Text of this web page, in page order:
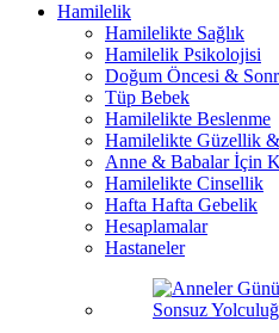
Hamilelik
Hamilelikte Sağlık
Hamilelik Psikolojisi
Doğum Öncesi &
Tüp Bebek
Hamilelikte Beslenme
Hamilelikte Güzellik
Anne & Babalar İçin
Hamilelikte Cinsellik
Hafta Hafta Gebelik
Hesaplamalar
Hastaneler